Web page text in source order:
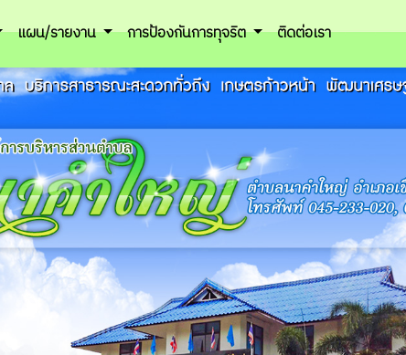
แผน/รายงาน การป้องกันการทุจริต ติดต่อเรา